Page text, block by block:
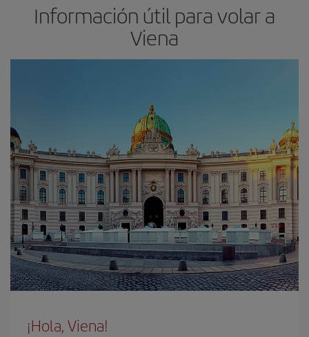
Información útil para volar a
Viena
¡Hola, Viena!